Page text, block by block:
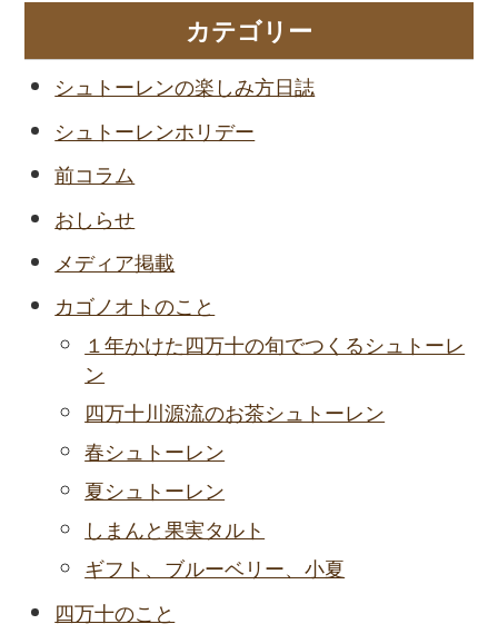
カテゴリー
シュトーレンの楽しみ方日誌
シュトーレンホリデー
前コラム
おしらせ
メディア掲載
カゴノオトのこと
１年かけた四万十の旬でつくるシュトーレ
ン
四万十川源流のお茶シュトーレン
春シュトーレン
夏シュトーレン
しまんと果実タルト
ギフト、ブルーベリー、小夏
四万十のこと